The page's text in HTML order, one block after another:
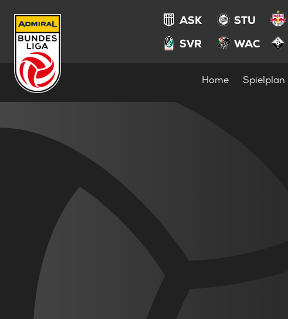
ASK STU
SVR
WAC
Home Spielplan